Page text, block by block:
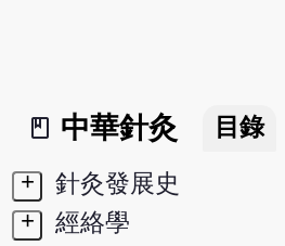
book_2
中華針灸 目錄
+
針灸發展史
+
經絡學